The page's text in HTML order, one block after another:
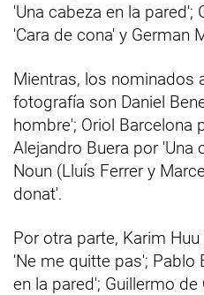
'Una cabeza en la pared';
'Cara de cona' y German
Mientras, los nominados
fotografía son Daniel
hombre'; Oriol Barcelona
Alejandro Buera por 'Una
Noun (Lluís Ferrer y
donat'.
Por otra parte, Karim
'Ne me quitte pas'; Pablo
en la pared'; Guillermo de